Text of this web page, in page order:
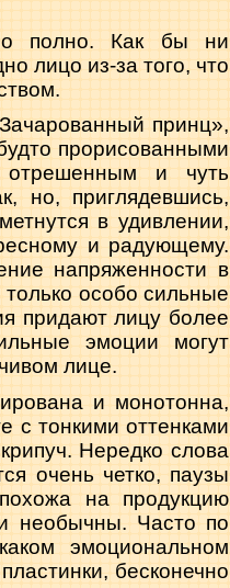
полно. Как бы ни
лицо из-за того, что
принц»,
прорисованными
и чуть
но, приглядевшись,
в удивлении,
и радующему.
напряженности в
особо сильные
придают лицу более
эмоции могут
лице.
и монотонна,
с тонкими оттенками
Нередко слова
очень четко, паузы
на продукцию
необычны. Часто по
эмоциональном
бесконечно